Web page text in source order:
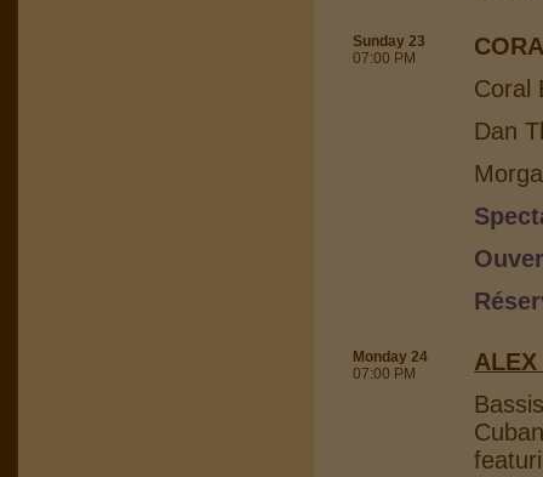
Sunday 23
07:00 PM
Coral
Dan
Monday 24
07:00 PM